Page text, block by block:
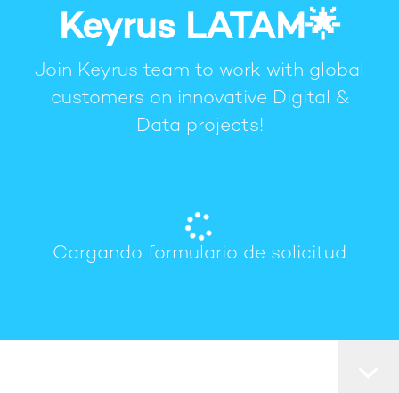
Keyrus LATAM🌟
Join Keyrus team to work with global
customers on innovative Digital &
Data projects!
Cargando formulario de solicitud